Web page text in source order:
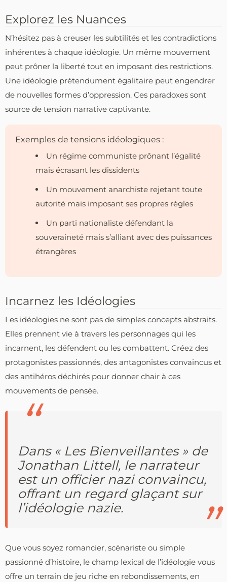
Explorez les Nuances
N’hésitez pas à creuser les subtilités et les contradictions
inhérentes à chaque idéologie. Un même mouvement
peut prôner la liberté tout en imposant des restrictions.
Une idéologie prétendument égalitaire peut engendrer
de nouvelles formes d’oppression. Ces paradoxes sont
source de tension narrative captivante.
Exemples de tensions idéologiques :
Un régime communiste prônant l’égalité
mais écrasant les dissidents
Un mouvement anarchiste rejetant toute
autorité mais imposant ses propres règles
Un parti nationaliste défendant la
souveraineté mais s’alliant avec des puissances
étrangères
Incarnez les Idéologies
Les idéologies ne sont pas de simples concepts abstraits.
Elles prennent vie à travers les personnages qui les
incarnent, les défendent ou les combattent. Créez des
protagonistes passionnés, des antagonistes convaincus et
des antihéros déchirés pour donner chair à ces
mouvements de pensée.
Dans « Les Bienveillantes » de
Jonathan Littell, le narrateur
est un officier nazi convaincu,
offrant un regard glaçant sur
l’idéologie nazie.
Que vous soyez romancier, scénariste ou simple
passionné d’histoire, le champ lexical de l’idéologie vous
offre un terrain de jeu riche en rebondissements, en